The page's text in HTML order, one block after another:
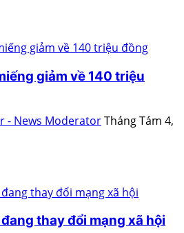
giảm về 140 triệu
- News ModeratorTháng Tám 4,
thay đổi mạng xã hội